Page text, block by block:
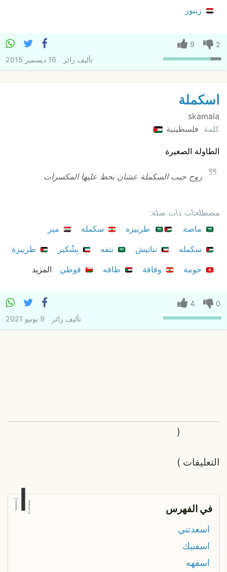
زنبور
2
9
تأليف زائر 16 ديسمبر 2015
اسكملة
skamala
كلمة فلسطينية
الطاولة الصغيرة
روح جيب السكملة عشان نحط عليها المكسرات
مصطلحات ذات صلة:
ماصة
طربيزه سكملة
ميز
سكمله
تناتيش نتفه بِشْكير
طربيزة
حومة
وقافة طاقه قوطي المزيد
0
4
تأليف زائر 9 يونيو 2021
التعليقات
(
)
في الفهرس إ آ
اسعدتني
اسفنيك
اسفهه